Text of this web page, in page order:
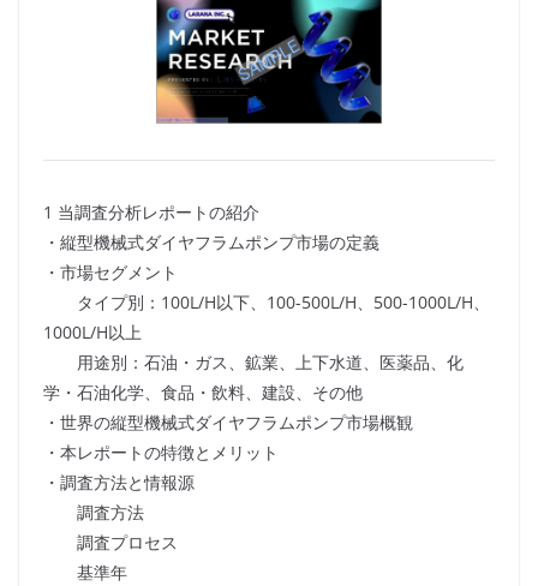
1 当調査分析レポートの紹介
・縦型機械式ダイヤフラムポンプ市場の定義
・市場セグメント
タイプ別：100L/H以下、100-500L/H、500-1000L/H、
1000L/H以上
用途別：石油・ガス、鉱業、上下水道、医薬品、化
学・石油化学、食品・飲料、建設、その他
・世界の縦型機械式ダイヤフラムポンプ市場概観
・本レポートの特徴とメリット
・調査方法と情報源
調査方法
調査プロセス
基準年